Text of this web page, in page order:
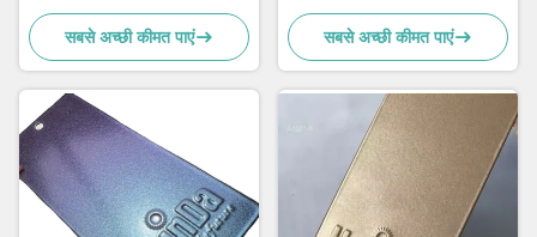
सबसे अच्छी कीमत पाएं
पाउडर कोटिंग
सबसे अच्छी कीमत पाएं